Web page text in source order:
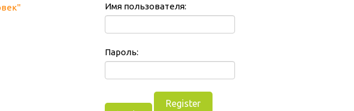
Имя пользователя:
Пароль:
Register